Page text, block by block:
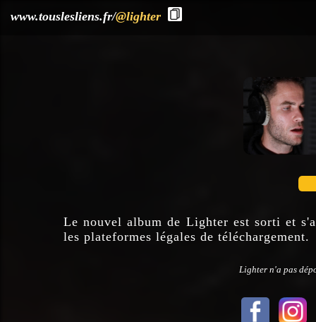
www.touslesliens.fr/@lighter
Le nouvel album de Lighter est sorti et
les plateformes légales de téléchargement.
Lighter n'a pas